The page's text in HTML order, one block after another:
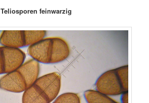
Teliosporen feinwarzig